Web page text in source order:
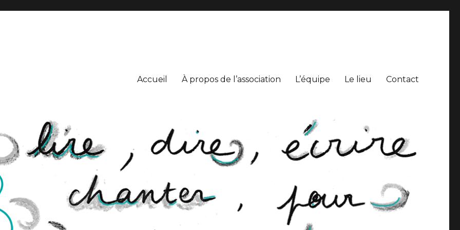
Accueil À propos de l’association L’équipe Le lieu Contact